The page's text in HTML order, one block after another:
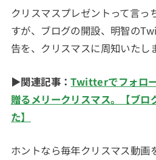
クリスマスプレゼントって言っ
すが、ブログの開設、明智の
告を、クリスマスに周知いたし
▶関連記事：Twitterでフォロ
贈るメリークリスマス。【ブロ
た】
ホントなら毎年クリスマス動画